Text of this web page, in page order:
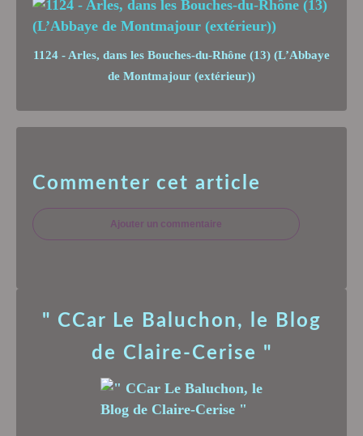
1124 - Arles, dans les Bouches-du-Rhône (13) (L’Abbaye
de Montmajour (extérieur))
Commenter cet article
Ajouter un commentaire
" CCar Le Baluchon, le Blog
de Claire-Cerise "